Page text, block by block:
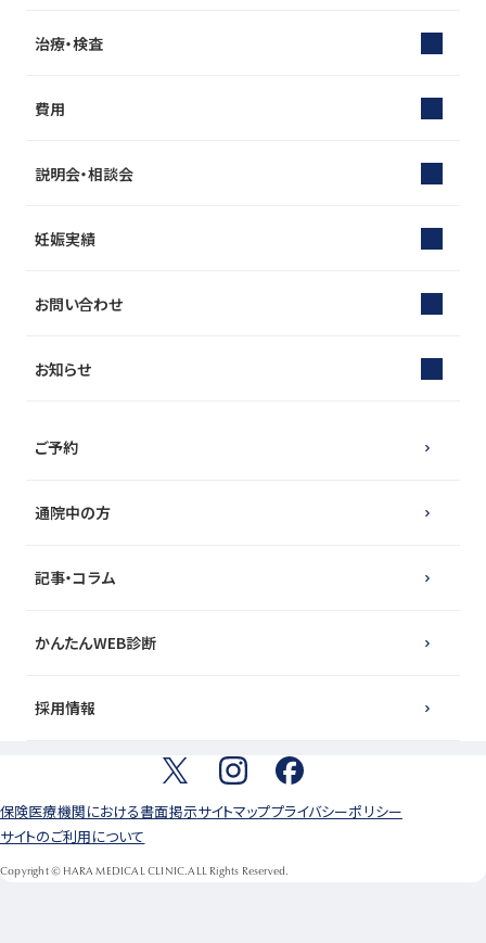
治療・検査
費用
説明会・相談会
妊娠実績
お問い合わせ
お知らせ
通院中の方
ご予約
記事・コラム
かんたんWEB診断
採用情報
保険医療機関における書面掲示サイトマッププライバシーポリシー
サイトのご利用について
Copyright © HARA MEDICAL CLINIC.ALL Rights Reserved.